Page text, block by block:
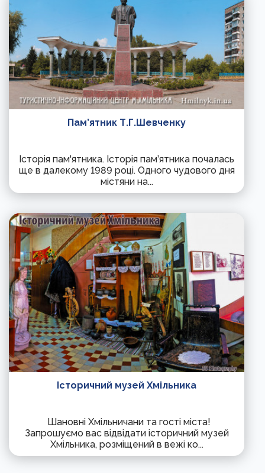
Пам’ятник Т.Г.Шевченку
Історія пам'ятника. Історія пам’ятника почалась
ще в далекому 1989 році. Одного чудового дня
містяни на...
Історичний музей Хмільника
Шановні Хмільничани та гості міста!
Запрошуємо вас відвідати історичний музей
Хмільника, розміщений в вежі ко...